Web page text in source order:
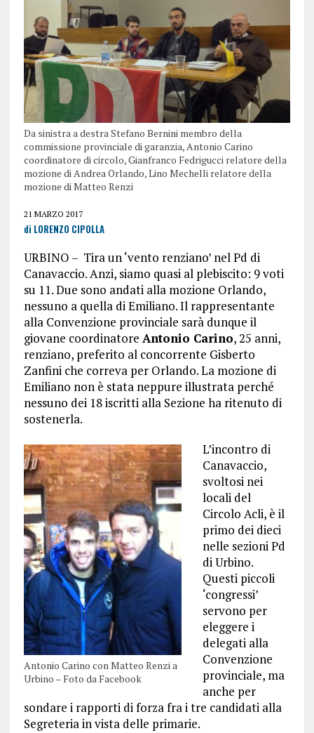
Da sinistra a destra Stefano Bernini membro della
commissione provinciale di garanzia, Antonio Carino
coordinatore di circolo, Gianfranco Fedrigucci relatore della
mozione di Andrea Orlando, Lino Mechelli relatore della
mozione di Matteo Renzi
21 MARZO 2017
di LORENZO CIPOLLA
URBINO – Tira un ‘vento renziano’ nel Pd di
Canavaccio. Anzi, siamo quasi al plebiscito: 9 voti
su 11. Due sono andati alla mozione Orlando,
nessuno a quella di Emiliano. Il rappresentante
alla Convenzione provinciale sarà dunque il
giovane coordinatore Antonio Carino, 25 anni,
renziano, preferito al concorrente Gisberto
Zanfini che correva per Orlando. La mozione di
Emiliano non è stata neppure illustrata perché
nessuno dei 18 iscritti alla Sezione ha ritenuto di
sostenerla.
Antonio Carino con Matteo Renzi a
Urbino – Foto da Facebook
L’incontro di
Canavaccio,
svoltosi nei
locali del
Circolo Acli, è il
primo dei dieci
nelle sezioni Pd
di Urbino.
Questi piccoli
‘congressi’
servono per
eleggere i
delegati alla
Convenzione
provinciale, ma
anche per
sondare i rapporti di forza fra i tre candidati alla
Segreteria in vista delle primarie.